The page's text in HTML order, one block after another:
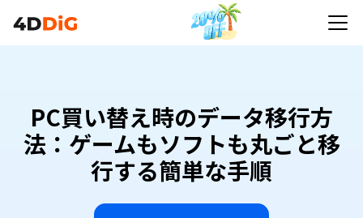
PC買い替え時のデータ移行方
法：ゲームもソフトも丸ごと移
行する簡単な手順